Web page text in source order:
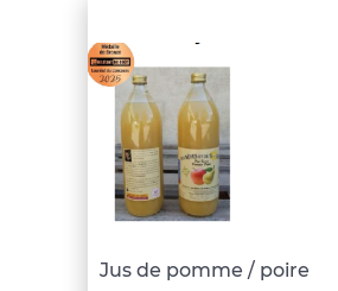
Jus de pomme / poire